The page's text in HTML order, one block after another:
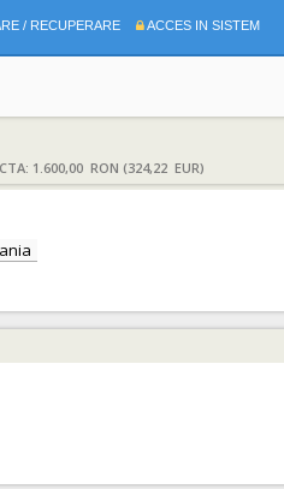
/ RECUPERARE ACCES IN SISTEM
1.600,00 RON (324,22 EUR)